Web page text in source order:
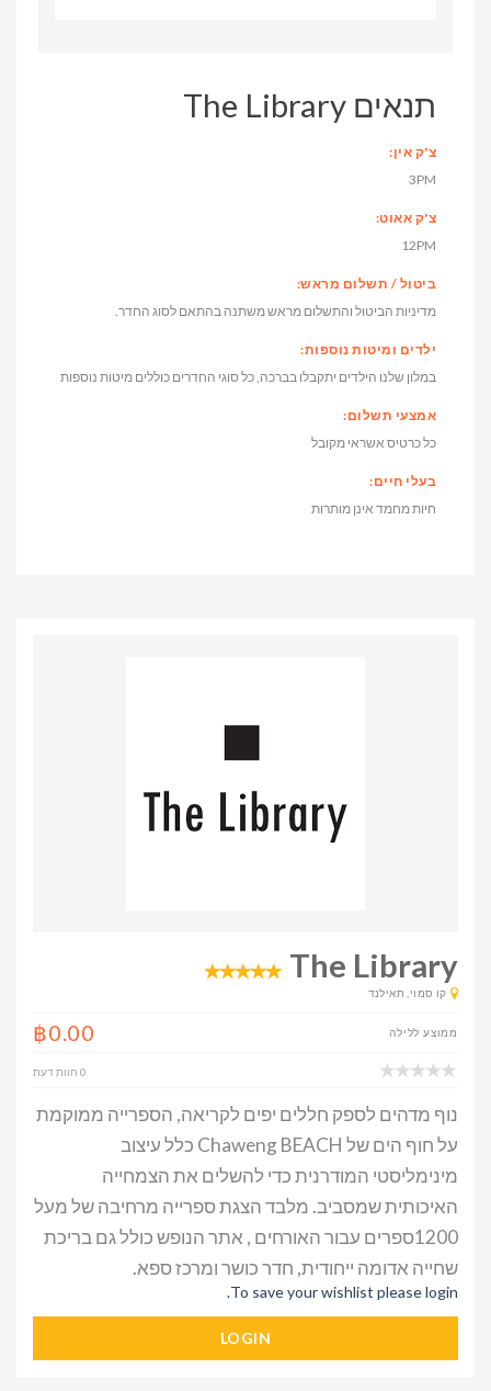
תנאים The Library
צ'ק אין:
3PM
צ'ק אאוט:
12PM
ביטול / תשלום מראש:
מדיניות הביטול והתשלום מראש משתנה בהתאם לסוג החדר.
ילדים ומיטות נוספות:
במלון שלנו הילדים יתקבלו בברכה, כל סוגי החדרים כוללים מיטות נוספות
אמצעי תשלום:
כל כרטיס אשראי מקובל
בעלי חיים:
חיות מחמד אינן מותרות
The Library
קו סמוי, תאילנד
ממוצע ללילה ฿0.00
0 חוות דעת
נוף מדהים לספק חללים יפים לקריאה, הספרייה ממוקמת
על חוף הים של Chaweng BEACH כלל עיצוב
מינימליסטי המודרנית כדי להשלים את הצמחייה
האיכותית שמסביב. מלבד הצגת ספרייה מרחיבה של מעל
1200ספרים עבור האורחים , אתר הנופש כולל גם בריכת
שחייה אדומה ייחודית, חדר כושר ומרכז ספא.
To save your wishlist please login.
LOGIN